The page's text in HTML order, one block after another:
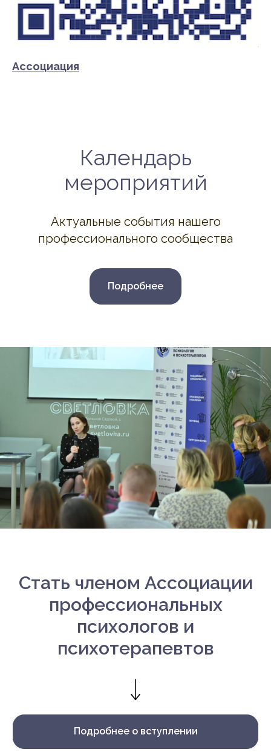
Ассоциация
Календарь
мероприятий
Актуальные события нашего
профессионального сообщества
Подробнее
Стать членом Ассоциации
профессиональных
психологов и
психотерапевтов
Подробнее о вступлении